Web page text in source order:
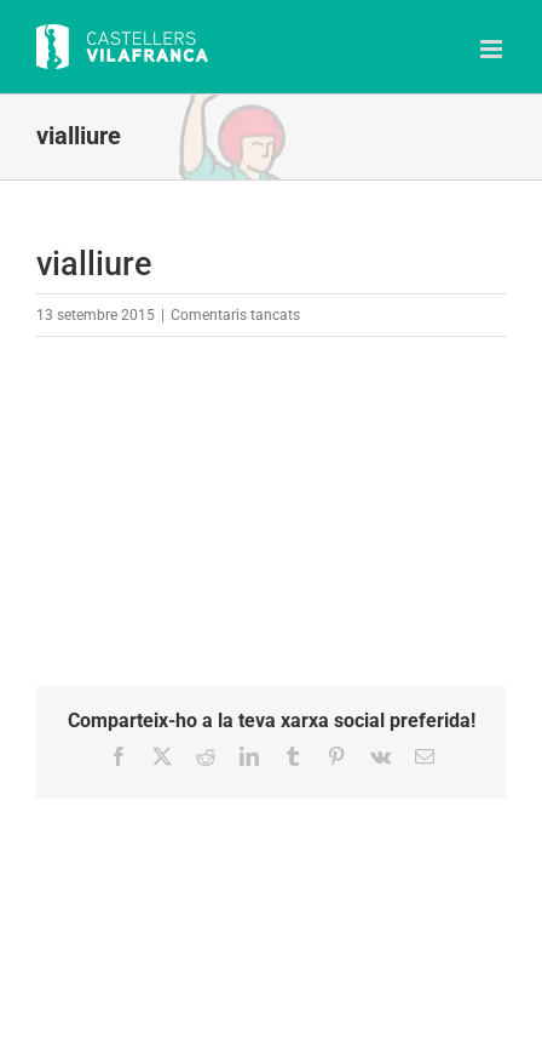
content
vialliure
vialliure
13 setembre 2015 Comentaris tancatsa
Comparteix-ho a la teva xarxa social preferida!
Facebook RedditLinkedInTumblr Pinterest
Vk Email: